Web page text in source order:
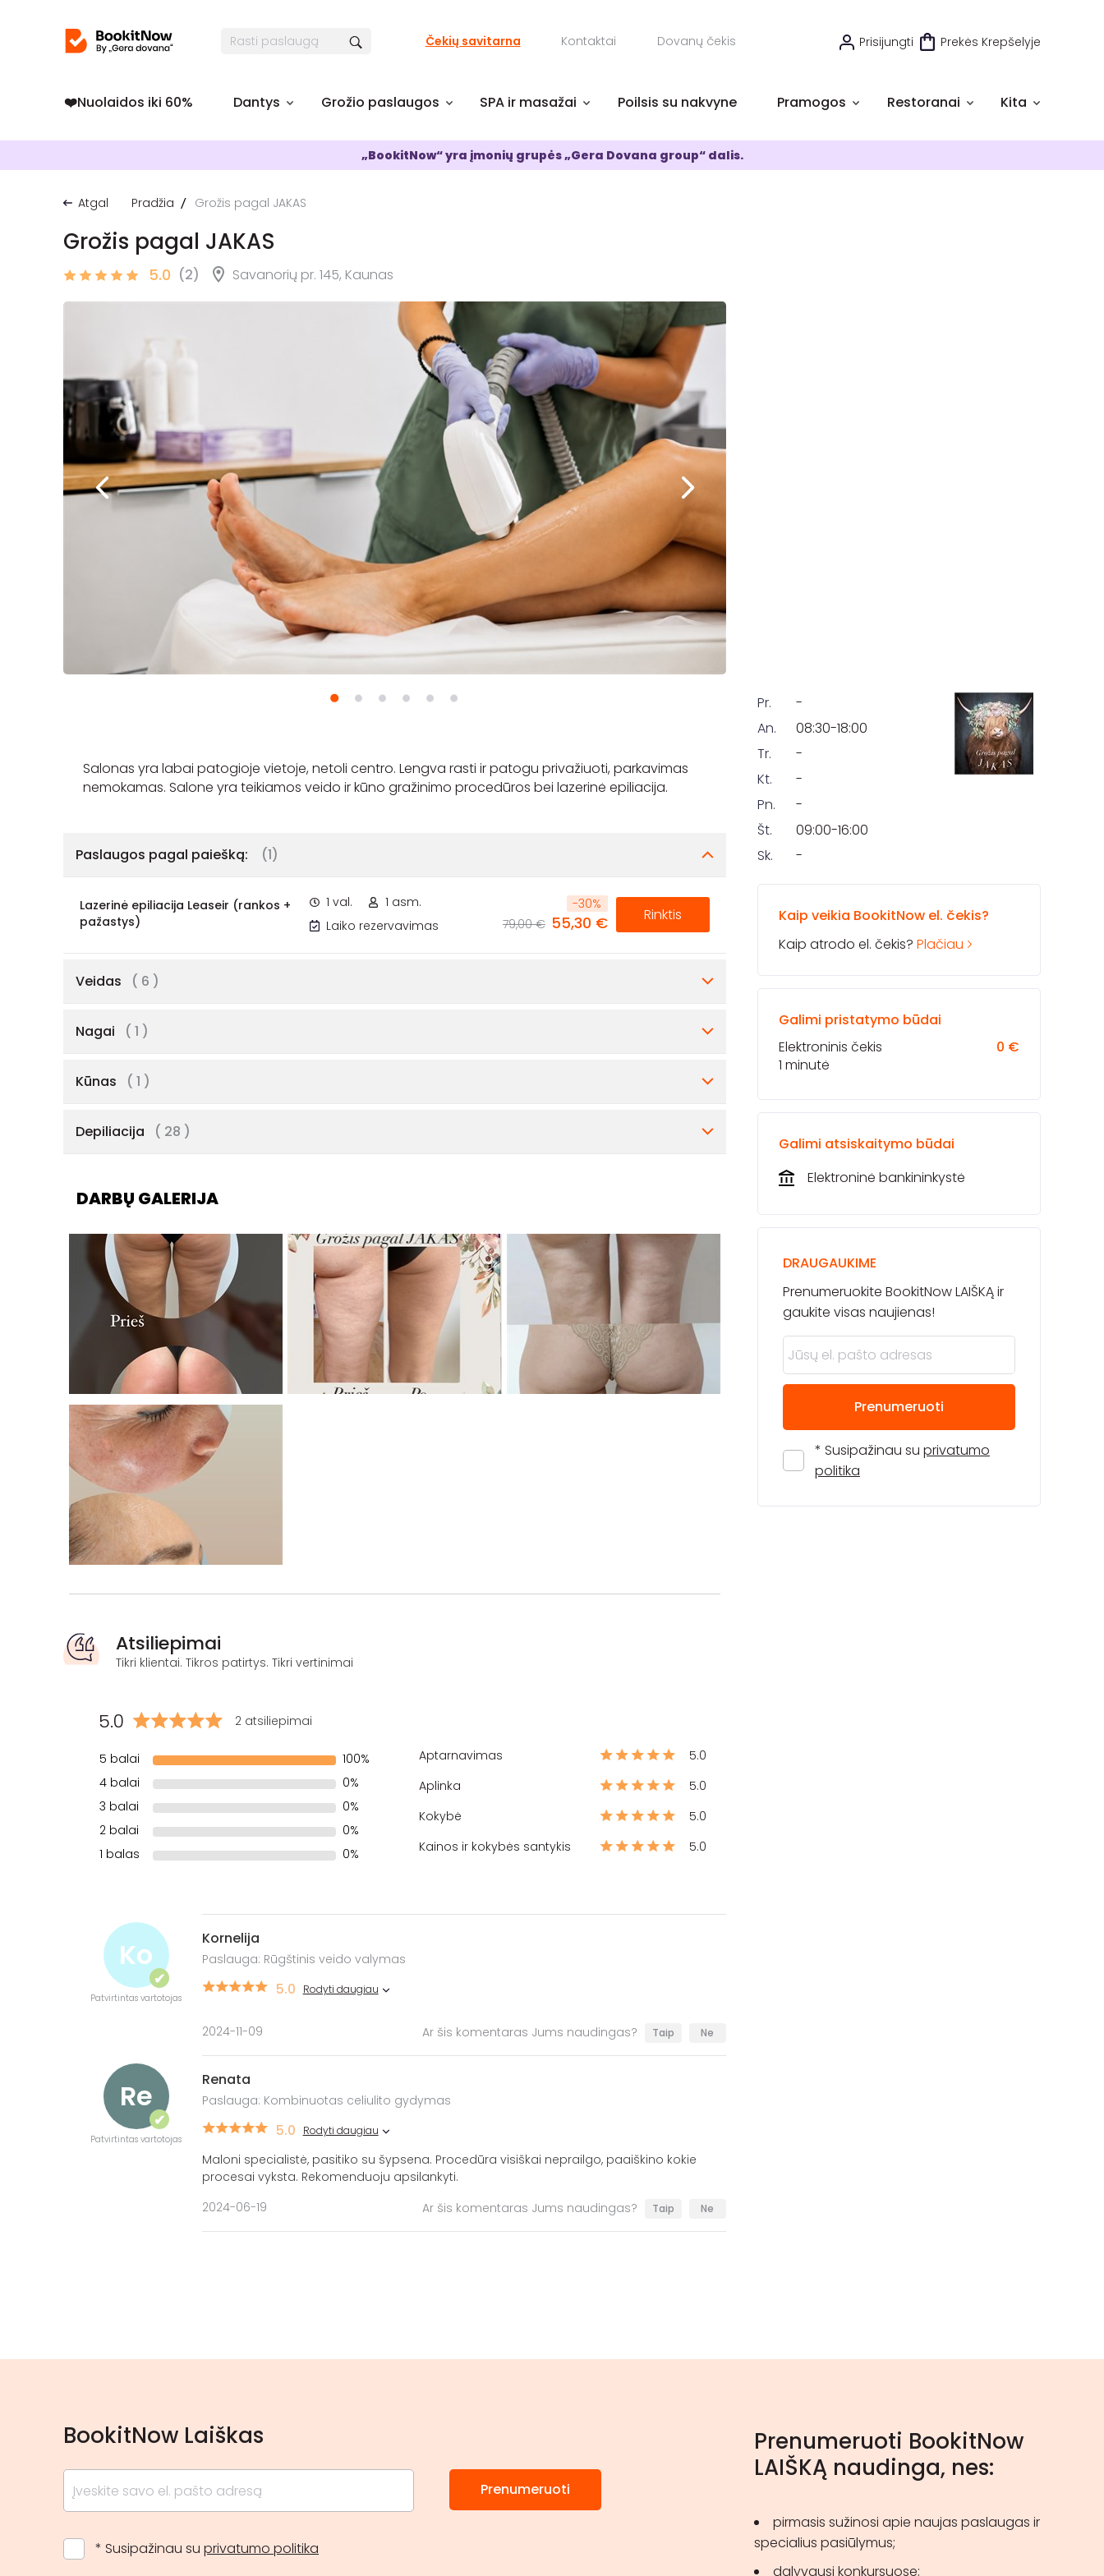
Čekių savitarna Kontaktai Dovanų čekis Prisijungti Prekės Krepšelyje
❤️️Nuolaidos iki 60% Dantys Grožio paslaugos SPA ir masažai Poilsis su nakvyne Pramogos Restoranai Kita
„BookitNow“ yra įmonių grupės „Gera Dovana group“ dalis.
Atgal Pradžia Grožis pagal JAKAS
Grožis pagal JAKAS
5.0 (2) Savanorių pr. 145, Kaunas
Salonas yra labai patogioje vietoje, netoli centro. Lengva rasti ir patogu privažiuoti, parkavimas
Paslaugos pagal paiešką: (1)
Lazerinė epiliacija Leaseir (rankos +
pažastys)
1 val.
1 asm.
Laiko rezervavimas
-30%
79,00 € 55,30 € Rinktis
Veidas ( 6 )
Nagai ( 1 )
Kūnas ( 1 )
Depiliacija ( 28 )
DARBŲ GALERIJA
Atsiliepimai
Tikri klientai. Tikros patirtys. Tikri vertinimai
5.0 2 atsiliepimai
5 balai
100%
4 balai
0%
3 balai
0%
2 balai
0%
1 balas
0%
Aptarnavimas
5.0
Aplinka
5.0
Kokybė
5.0
Kainos ir kokybės santykis
5.0
Ko
✔
Patvirtintas vartotojas
Kornelija
Paslauga: Rūgštinis veido valymas
5.0 Rodyti daugiau
2024-11-09 Ar šis komentaras Jums naudingas? Taip Ne
Re
✔
Patvirtintas vartotojas
Renata
Paslauga: Kombinuotas celiulito gydymas
5.0 Rodyti daugiau
Maloni specialistė, pasitiko su šypsena. Procedūra visiškai neprailgo, paaiškino kokie
procesai vyksta. Rekomenduoju apsilankyti.
2024-06-19
Ar šis komentaras Jums naudingas? Taip Ne
Pr.
-
An.
08:30-18:00
Tr.
-
Kt.
-
Pn.
-
Št.
09:00-16:00
Sk.
-
Kaip veikia BookitNow el. čekis?
Kaip atrodo el. čekis? Plačiau
Galimi pristatymo būdai
0 €
Elektroninis čekis
1 minutė
Galimi atsiskaitymo būdai
Elektroninė bankininkystė
DRAUGAUKIME
Prenumeruokite BookitNow LAIŠKĄ ir
gaukite visas naujienas!
Prenumeruoti
* Susipažinau su privatumo
politika
BookitNow Laiškas
* Susipažinau su privatumo politika
Prenumeruoti
Prenumeruoti BookitNow
LAIŠKĄ naudinga, nes:
pirmasis sužinosi apie naujas paslaugas ir
specialius pasiūlymus;
dalyvausi konkursuose;